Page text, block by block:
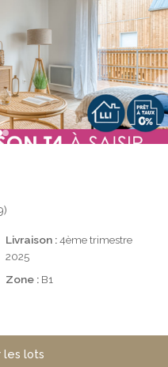
Livraison :4ème trimestre
2025
Zone : B1
les lots